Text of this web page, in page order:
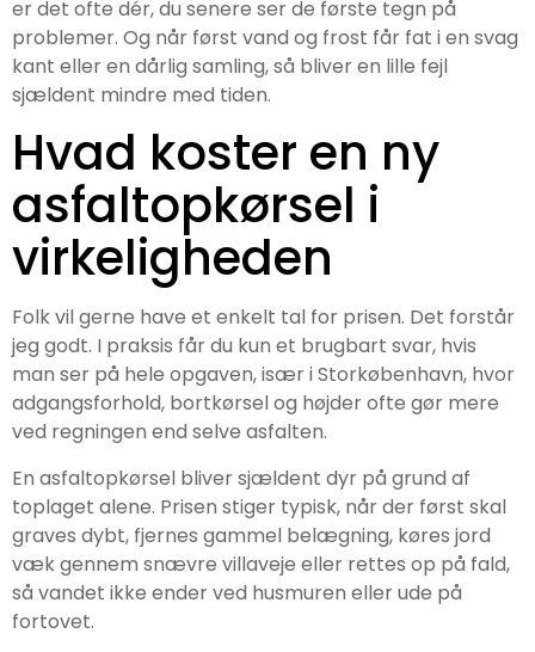
er det ofte dér, du senere ser de første tegn på
problemer. Og når først vand og frost får fat i en svag
kant eller en dårlig samling, så bliver en lille fejl
sjældent mindre med tiden.
Hvad koster en ny
asfaltopkørsel i
virkeligheden
Folk vil gerne have et enkelt tal for prisen. Det forstår
jeg godt. I praksis får du kun et brugbart svar, hvis
man ser på hele opgaven, især i Storkøbenhavn, hvor
adgangsforhold, bortkørsel og højder ofte gør mere
ved regningen end selve asfalten.
En asfaltopkørsel bliver sjældent dyr på grund af
toplaget alene. Prisen stiger typisk, når der først skal
graves dybt, fjernes gammel belægning, køres jord
væk gennem snævre villaveje eller rettes op på fald,
så vandet ikke ender ved husmuren eller ude på
fortovet.